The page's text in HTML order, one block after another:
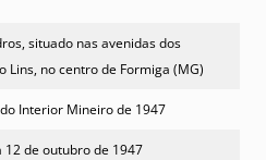
situado nas avenidas dos
Lins, no centro de Formiga (MG)
Interior Mineiro de 1947
12 de outubro de 1947